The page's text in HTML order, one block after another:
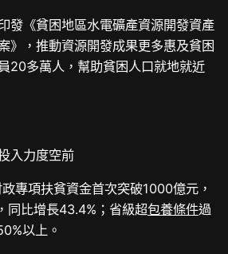
發《貧困地區水電礦產資源開發資產
》，推動資源開發成果更多惠及貧困
20多萬人，幫助貧困人口就地就近
入力度空前
專項扶貧資金首次突破1000億元，
同比增長43.4%；省級超包養條件過
以上。